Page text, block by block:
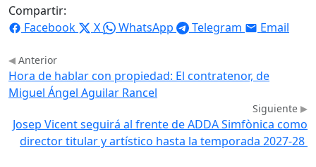
Compartir:
Facebook
X WhatsApp Telegram Email
Anterior
Hora de hablar con propiedad: El contratenor, de
Miguel Ángel Aguilar Rancel
Siguiente
Josep Vicent seguirá al frente de ADDA Simfònica como
director titular y artístico hasta la temporada 2027-28